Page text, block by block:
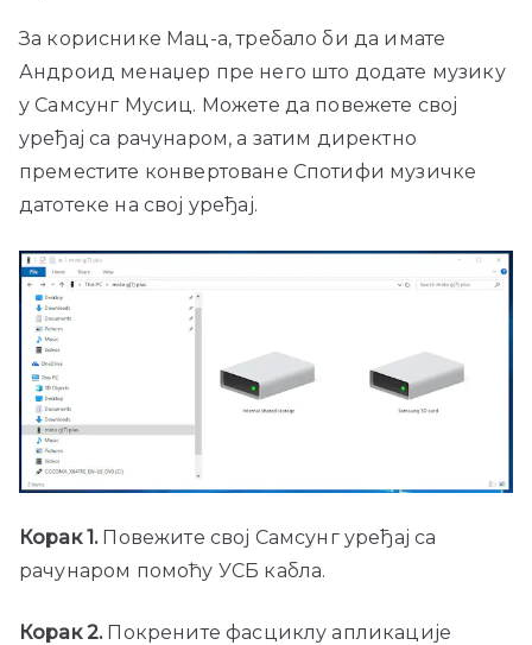
За кориснике Мац-а, требало би да имате
Андроид менаџер пре него што додате музику
у Самсунг Мусиц. Можете да повежете свој
уређај са рачунаром, а затим директно
преместите конвертоване Спотифи музичке
датотеке на свој уређај.
Корак 1.Повежите свој Самсунг уређај са
рачунаром помоћу УСБ кабла.
Корак 2.Покрените фасциклу апликације